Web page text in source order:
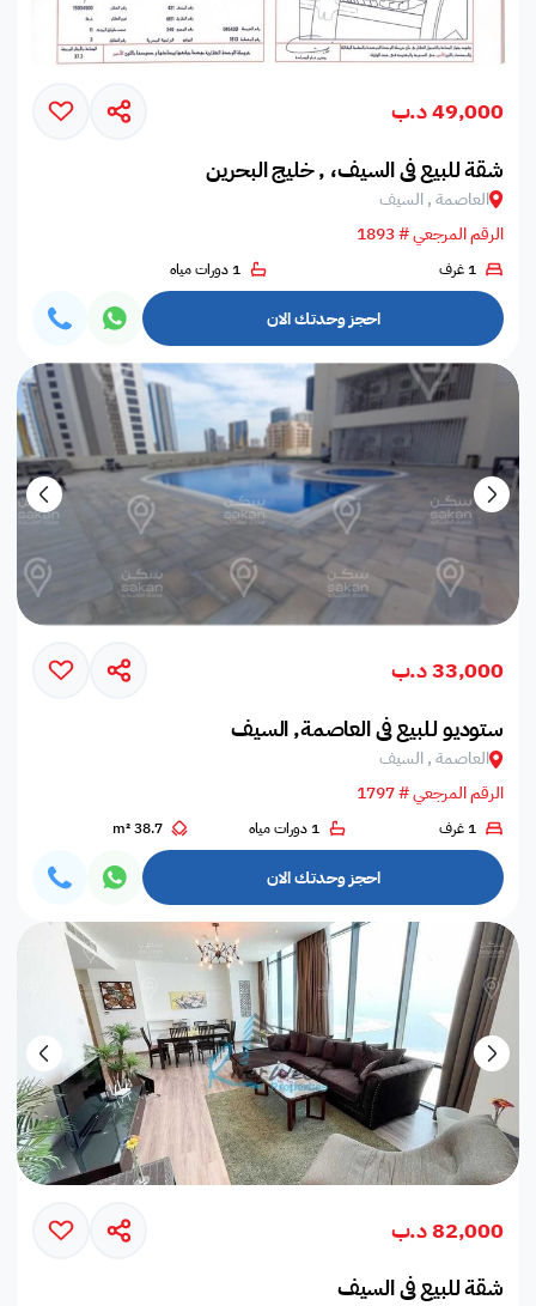
49,000 د.ب
شقة للبيع في السيف، , خليج البحرين
العاصمة , السيف
الرقم المرجعي # 1893
1 غرف 1 دورات مياه
احجز وحدتك الان
33,000 د.ب
ستوديو لـلبيع في العاصمة, السيف
العاصمة , السيف
الرقم المرجعي # 1797
1 غرف 1 دورات مياه 38.7 m²
احجز وحدتك الان
82,000 د.ب
شقة للبيع في السيف